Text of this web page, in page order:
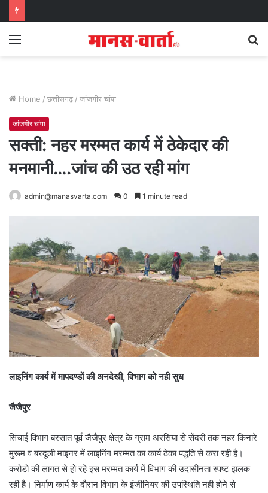
Menu
Home / छत्तीसगढ़ / जांजगीर चांपा
जांजगीर चांपा
सक्ती: नहर मरम्मत कार्य में ठेकेदार की
मनमानी….जांच की उठ रही मांग
admin@manasvarta.com 0 1 minute read
लाइनिंग कार्य में मापदण्डों की अनदेखी, विभाग को नही सुध
जैजैपुर
सिंचाई विभाग बरसात पूर्व जैजैपुर क्षेत्र के ग्राम अरसिया से सेंदरी तक नहर किनारे
मुरूम व बरदूली माइनर में लाइनिंग मरम्मत का कार्य ठेका पद्धति से करा रही है।
करोडो की लागत से हो रहे इस मरम्मत कार्य में विभाग की उदासीनता स्पष्ट झलक
रही है। निर्माण कार्य के दौरान विभाग के इंजीनियर की उपस्थिति नही होने से